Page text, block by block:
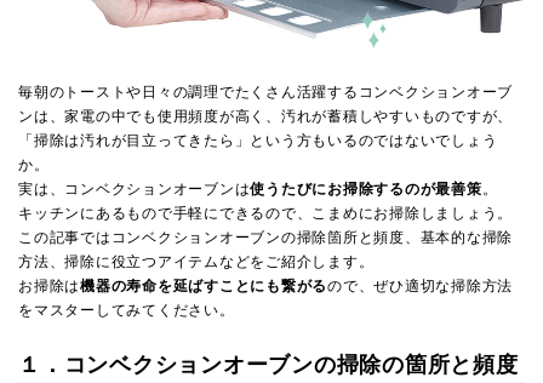
毎朝のトーストや日々の調理でたくさん活躍するコンベクションオーブ
ンは、家電の中でも使用頻度が高く、汚れが蓄積しやすいものですが、
「掃除は汚れが目立ってきたら」という方もいるのではないでしょう
か。
実は、コンベクションオーブンは使うたびにお掃除するのが最善策。
キッチンにあるもので手軽にできるので、こまめにお掃除しましょう。
この記事ではコンベクションオーブンの掃除箇所と頻度、基本的な掃除
方法、掃除に役立つアイテムなどをご紹介します。
お掃除は機器の寿命を延ばすことにも繋がるので、ぜひ適切な掃除方法
をマスターしてみてください。
１．コンベクションオーブンの掃除の箇所と頻度